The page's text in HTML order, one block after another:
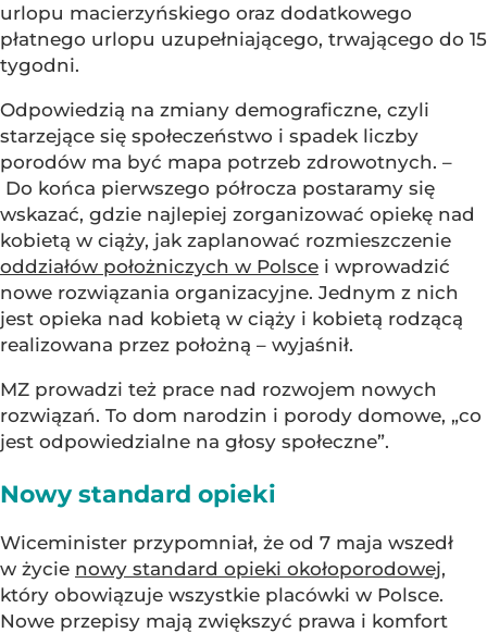
urlopu macierzyńskiego oraz dodatkowego
płatnego urlopu uzupełniającego, trwającego do 15
tygodni.
Odpowiedzią na zmiany demograficzne, czyli
starzejące się społeczeństwo i spadek liczby
porodów ma być mapa potrzeb zdrowotnych. –
Do końca pierwszego półrocza postaramy się
wskazać, gdzie najlepiej zorganizować opiekę nad
kobietą w ciąży, jak zaplanować rozmieszczenie
oddziałów położniczych w Polsce i wprowadzić
nowe rozwiązania organizacyjne. Jednym z nich
jest opieka nad kobietą w ciąży i kobietą rodzącą
realizowana przez położną – wyjaśnił.
MZ prowadzi też prace nad rozwojem nowych
rozwiązań. To dom narodzin i porody domowe, „co
jest odpowiedzialne na głosy społeczne”.
Nowy standard opieki
Wiceminister przypomniał, że od 7 maja wszedł
w życie nowy standard opieki okołoporodowej,
który obowiązuje wszystkie placówki w Polsce.
Nowe przepisy mają zwiększyć prawa i komfort